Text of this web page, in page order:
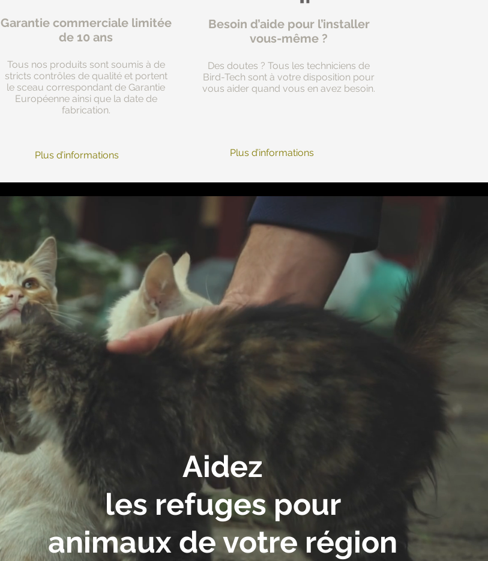
Garantie commerciale limitée
de 10 ans
Tous nos produits sont soumis à de
stricts contrôles de qualité et portent
le sceau correspondant de Garantie
Européenne ainsi que la date de
fabrication.
Besoin d’aide pour l’installer
vous-même ?
Des doutes ? Tous les techniciens de
Bird-Tech sont à votre disposition pour
vous aider quand vous en avez besoin.
Plus d’informations Plus d’informations
Aidez
les refugespour
animaux de votre région